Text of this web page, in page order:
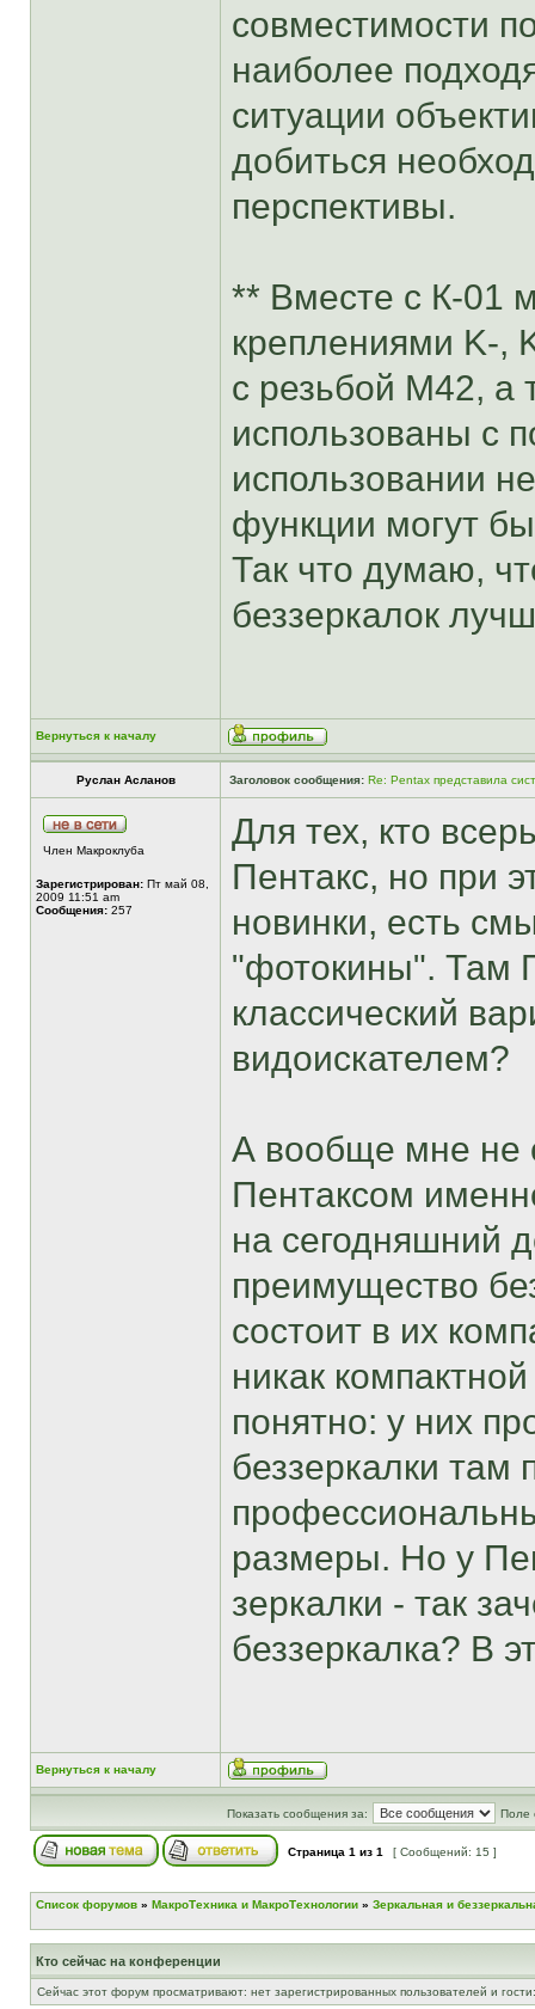
совместимости
наиболее
ситуации
добиться
перспективы.
** Вместе с К-01
креплениями K-,
с резьбой M42, а
использованы с
использовании
функции могут
Так что думаю,
беззеркалок
Вернуться к началу
Руслан Асланов Заголовок сообщения: Re: Pentax представила
Член Макроклуба
Зарегистрирован: Пт май 08,
2009 11:51 am
Сообщения: 257
Для тех, кто
Пентакс, но при
новинки, есть
"фотокины". Там
классический
видоискателем?
А вообще мне не
Пентаксом
на сегодняшний
преимущество
состоит в их
никак
понятно: у них
беззеркалки там
размеры. Но у
зеркалки - так
беззеркалка? В
Вернуться к началу
Показать сообщения за: Поле
Страница 1 из 1 [ Сообщений: 15 ]
Список форумов » МакроТехника и МакроТехнологии » Зеркальная и
Кто сейчас на конференции
Сейчас этот форум просматривают: нет зарегистрированных пользователей и